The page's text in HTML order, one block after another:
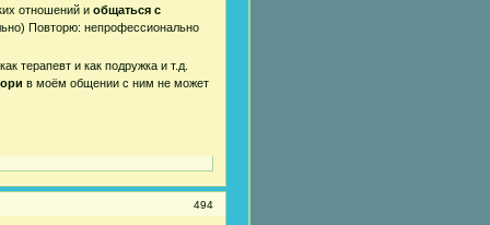
отношений и общаться с
Повторю: непрофессионально
терапевт и как подружка и т.д.
в моём общении с ним не может
494